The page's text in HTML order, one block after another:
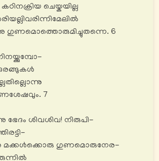
ചെയ്കയില്ല
ഗുണമൊത്തൊരുമിച്ചുതന്നെ. 6
7
ഭേദം ശിവശിവ! നിരുപി-
മക്കൾക്കൊരു ഗുണമൊരുനേര-